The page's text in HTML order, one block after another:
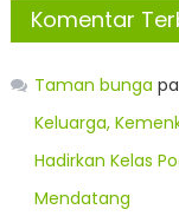
Komentar
Taman bunga
Keluarga,
Hadirkan Kelas
Mendatang